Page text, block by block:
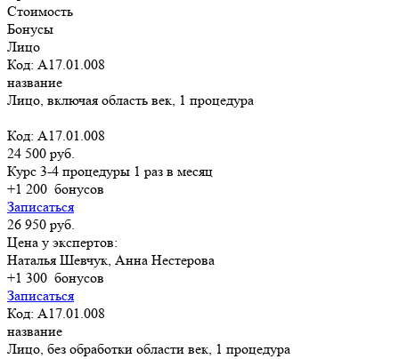
Стоимость
Бонусы
Лицо
Код: A17.01.008
название
Лицо, включая область век, 1 процедура
Код: A17.01.008
24 500 руб.
Курс 3-4 процедуры 1 раз в месяц
+1 200 бонусов
Записаться
26 950 руб.
Цена у экспертов:
Наталья Шевчук, Анна Нестерова
+1 300 бонусов
Записаться
Код: A17.01.008
название
Лицо, без обработки области век, 1 процедура